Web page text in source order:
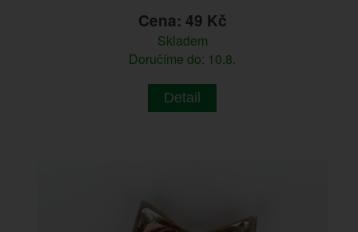
Cena: 49 Kč
Skladem
Doručíme do: 10.8.
Detail